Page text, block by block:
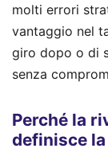
molti errori
vantaggio nel
giro dopo o di
senza
Perché la
definisce la